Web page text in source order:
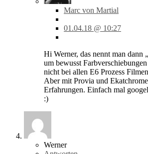
Marc von Martial
01.04.18 @ 10:27
Hi Werner, das nennt man dann
um bewusst
nicht bei allen E6 Prozess
Aber mit Provia und
Erfahrungen. Einfach mal
:)
Werner